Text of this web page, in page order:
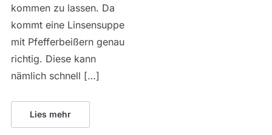
kommen zu lassen. Da
kommt eine Linsensuppe
mit Pfefferbeißern genau
richtig. Diese kann
nämlich schnell […]
Lies mehr